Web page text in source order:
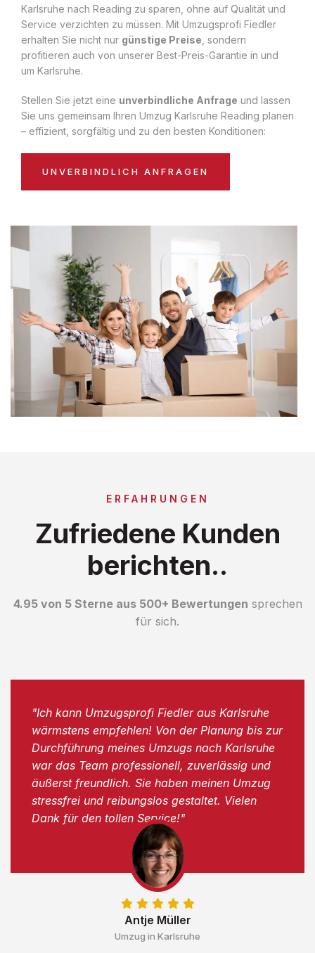
Karlsruhe nach Reading zu sparen, ohne auf Qualität und
Service verzichten zu müssen. Mit Umzugsprofi Fiedler
erhalten Sie nicht nur günstige Preise , sondern
profitieren auch von unserer Best-Preis-Garantie in und
um Karlsruhe.
Stellen Sie jetzt eine unverbindliche Anfrage und lassen
Sie uns gemeinsam Ihren Umzug Karlsruhe Reading planen
– effizient, sorgfältig und zu den besten Konditionen:
UNVERBINDLICH ANFRAGEN
ERFAHRUNGEN
Zufriedene Kunden
berichten..
4.95 von 5 Sterne aus 500+ Bewertungen sprechen
für sich.
Antje Müller
Umzug in Karlsruhe
"Ich kann Umzugsprofi Fiedler aus Karlsruhe
wärmstens empfehlen! Von der Planung bis zur
Durchführung meines Umzugs nach Karlsruhe
war das Team professionell, zuverlässig und
äußerst freundlich. Sie haben meinen Umzug
stressfrei und reibungslos gestaltet. Vielen
Dank für den tollen Service!"